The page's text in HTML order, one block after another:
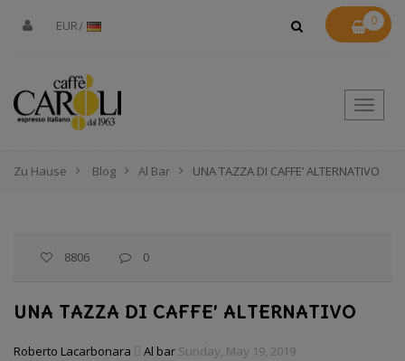
EUR 0
Zu Hause Blog Al Bar UNA TAZZA DI CAFFE’ ALTERNATIVO
8806 0
UNA TAZZA DI CAFFE’ ALTERNATIVO
Roberto Lacarbonara Al bar Sunday, May 19, 2019